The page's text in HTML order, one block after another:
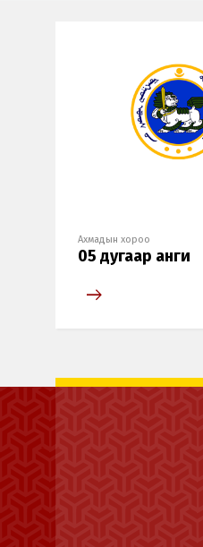
Ахмадын хороо
05 дугаар анги